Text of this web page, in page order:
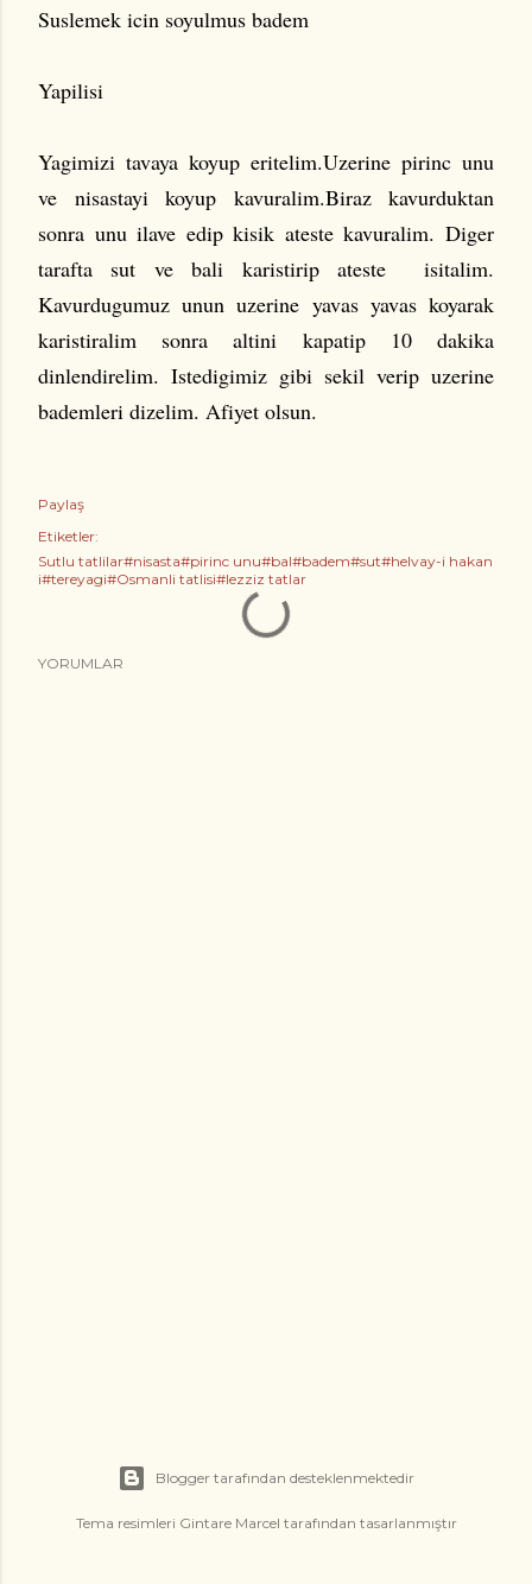
Suslemek icin soyulmus badem
Yapilisi
Yagimizi tavaya koyup eritelim.Uzerine pirinc unu
ve nisastayi koyup kavuralim.Biraz kavurduktan
sonra unu ilave edip kisik ateste kavuralim. Diger
tarafta sut ve bali karistirip ateste isitalim.
Kavurdugumuz unun uzerine yavas yavas koyarak
karistiralim sonra altini kapatip 10 dakika
dinlendirelim. Istedigimiz gibi sekil verip uzerine
bademleri dizelim. Afiyet olsun.
Paylaş
Etiketler:
Sutlu tatlilar#nisasta#pirinc unu#bal#badem#sut#helvay-i hakan
i#tereyagi#Osmanli tatlisi#lezziz tatlar
YORUMLAR
Blogger tarafından desteklenmektedir
Tema resimleri Gintare Marcel tarafından tasarlanmıştır